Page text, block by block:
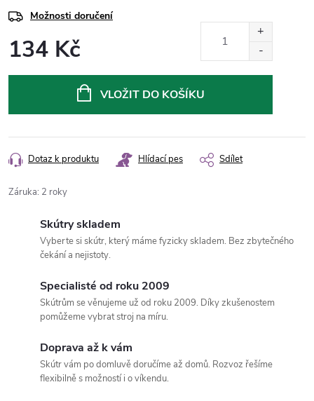
Možnosti doručení
134 Kč
VLOŽIT DO KOŠÍKU
Dotaz k produktu Hlídací pes Sdílet
Záruka: 2 roky
Skútry skladem
Vyberte si skútr, který máme fyzicky skladem. Bez zbytečného
čekání a nejistoty.
Specialisté od roku 2009
Skútrům se věnujeme už od roku 2009. Díky zkušenostem
pomůžeme vybrat stroj na míru.
Doprava až k vám
Skútr vám po domluvě doručíme až domů. Rozvoz řešíme
flexibilně s možností i o víkendu.